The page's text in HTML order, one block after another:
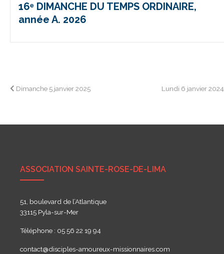
16ᵉ DIMANCHE DU TEMPS ORDINAIRE,
année A. 2026
Navigation
Dimanche 5 janvier 2025 Lundi 6 janvier
ASSOCIATION SAINTE-ROSE-DE-LIMA
51, boulevard de l’Atlantique
33115 Pyla-sur-Mer
Téléphone : 05 56 22 19 94
contact@disciples-amoureux-missionnaires.com